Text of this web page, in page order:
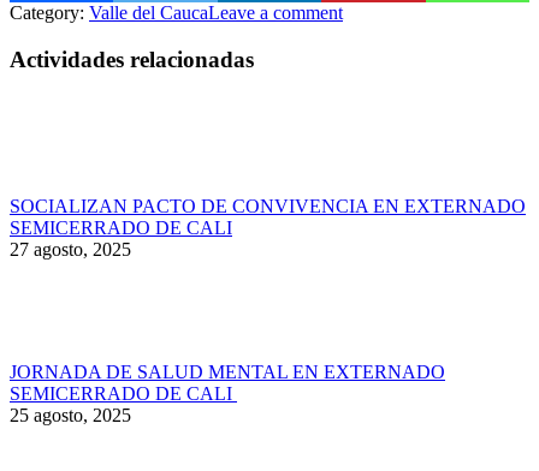
Category: Valle del CaucaLeave a comment
Actividades relacionadas
SOCIALIZAN PACTO DE CONVIVENCIA EN EXTERNADO
SEMICERRADO DE CALI
27 agosto, 2025
JORNADA DE SALUD MENTAL EN EXTERNADO
SEMICERRADO DE CALI
25 agosto, 2025